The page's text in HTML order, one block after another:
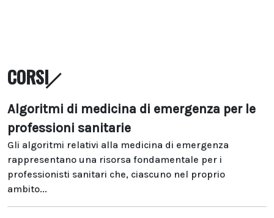
CORSI
Algoritmi di medicina di emergenza per le
professioni sanitarie
Gli algoritmi relativi alla medicina di emergenza
rappresentano una risorsa fondamentale per i
professionisti sanitari che, ciascuno nel proprio
ambito...